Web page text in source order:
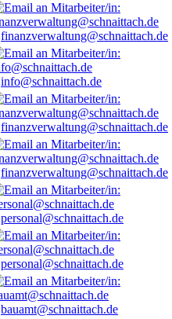
finanzverwaltung@schnaittach.de
info@schnaittach.de
finanzverwaltung@schnaittach.de
finanzverwaltung@schnaittach.de
personal@schnaittach.de
personal@schnaittach.de
bauamt@schnaittach.de